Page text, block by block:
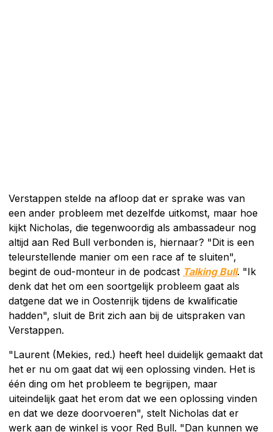
Verstappen stelde na afloop dat er sprake was van
een ander probleem met dezelfde uitkomst, maar hoe
kijkt Nicholas, die tegenwoordig als ambassadeur nog
altijd aan Red Bull verbonden is, hiernaar? "Dit is een
teleurstellende manier om een race af te sluiten",
begint de oud-monteur in de podcast Talking Bull. "Ik
denk dat het om een soortgelijk probleem gaat als
datgene dat we in Oostenrijk tijdens de kwalificatie
hadden", sluit de Brit zich aan bij de uitspraken van
Verstappen.
"Laurent (Mekies, red.) heeft heel duidelijk gemaakt dat
het er nu om gaat dat wij een oplossing vinden. Het is
één ding om het probleem te begrijpen, maar
uiteindelijk gaat het erom dat we een oplossing vinden
en dat we deze doorvoeren", stelt Nicholas dat er
werk aan de winkel is voor Red Bull. "Dan kunnen we